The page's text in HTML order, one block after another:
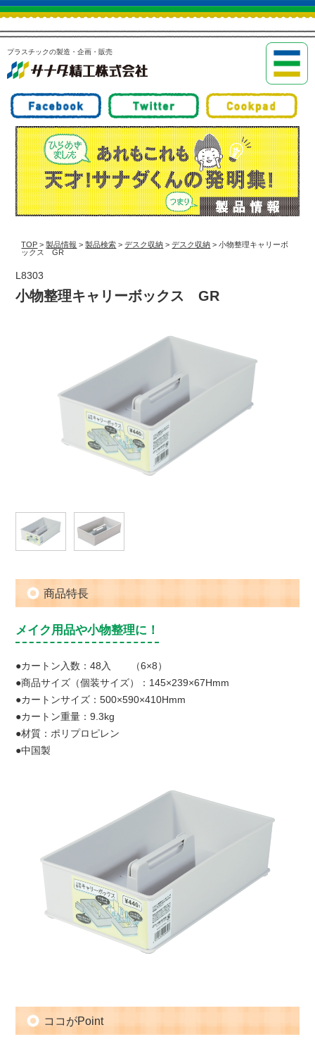
プラスチックの製造・企画・販売
TOP >製品情報 >製品検索 >デスク収納 >デスク収納 > 小物整理キャリーボ
ックス GR
L8303
小物整理キャリーボックス GR
商品特長
メイク用品や小物整理に！
●カートン入数：48入 （6×8）
●商品サイズ（個装サイズ）：145×239×67Hmm
●カートンサイズ：500×590×410Hmm
●カートン重量：9.3kg
●材質：ポリプロピレン
●中国製
ココがPoint